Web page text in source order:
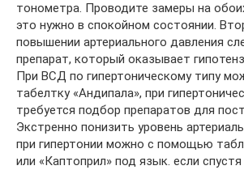
тонометра. Проводите замеры на
это нужно в спокойном состоянии.
повышении артериального давления
препарат, который оказывает
При ВСД по гипертоническому типу
табелтку «Андипала», при
требуется подбор препаратов для
Экстренно понизить уровень
при гипертонии можно с помощью
или «Каптоприл» под язык. если